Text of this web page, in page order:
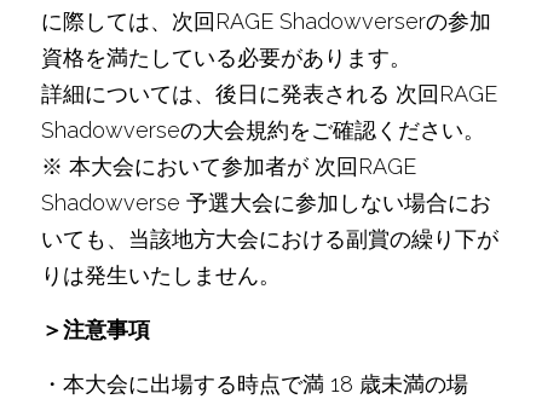
に際しては、次回RAGE Shadowverserの参加
資格を満たしている必要があります。
詳細については、後日に発表される 次回RAGE
Shadowverseの大会規約をご確認ください。
※ 本大会において参加者が 次回RAGE
Shadowverse 予選大会に参加しない場合にお
いても、当該地方大会における副賞の繰り下が
りは発生いたしません。
＞注意事項
・本大会に出場する時点で満 18 歳未満の場